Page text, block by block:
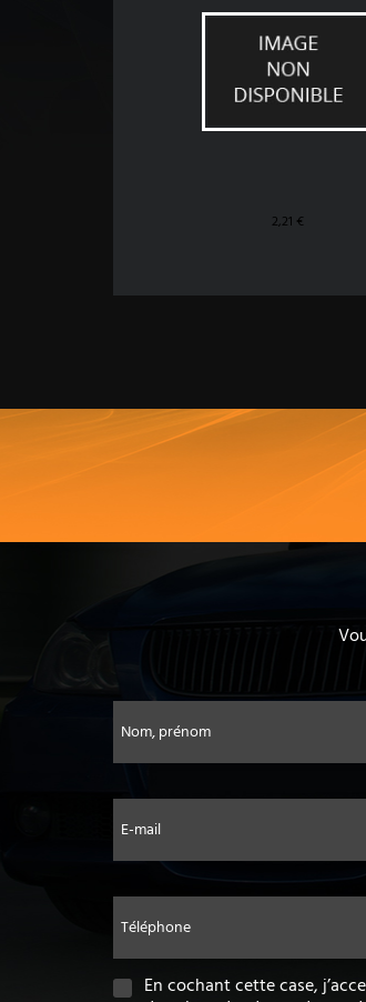
2,21 €
Nom, prénom
E-mail
Téléphone
En cochant cette case,